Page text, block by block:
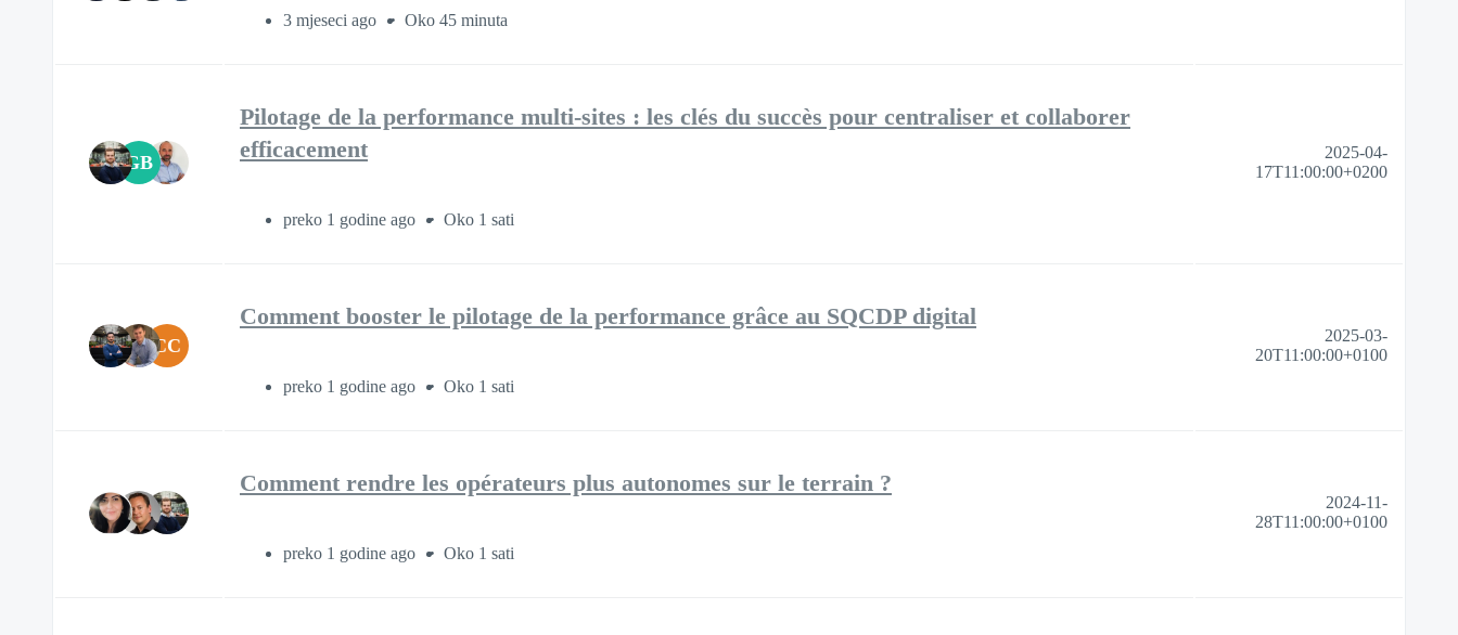
3 mjeseci ago Oko 45 minuta
GB
Pilotage de la performance multi-sites : les clés du succès pour centraliser et collaborer
efficacement
preko 1 godine ago Oko 1 sati
2025-04-
17T11:00:00+0200
CC
Comment booster le pilotage de la performance grâce au SQCDP digital
preko 1 godine ago Oko 1 sati
2025-03-
20T11:00:00+0100
Comment rendre les opérateurs plus autonomes sur le terrain ?
preko 1 godine ago Oko 1 sati
2024-11-
28T11:00:00+0100